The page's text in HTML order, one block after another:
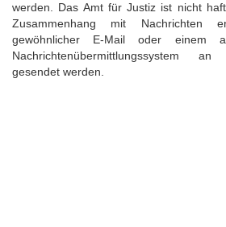
werden. Das Amt für Justiz ist nicht
Zusammenhang mit Nachrichten
gewöhnlicher E-Mail oder einem
Nachrichtenübermittlungssystem
gesendet werden.